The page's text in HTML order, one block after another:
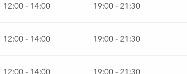
12:00 - 14:00 19:00 - 21:30
12:00 - 14:00 19:00 - 21:30